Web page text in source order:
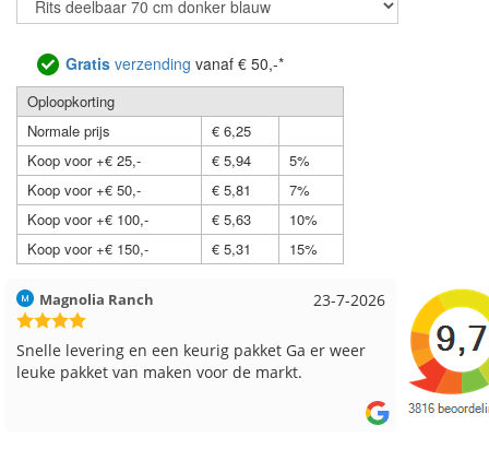
Gratis verzending vanaf € 50,-*
Oploopkorting
Normale prijs
€ 6,25
Koop voor +€ 25,-
€ 5,94
5%
Koop voor +€ 50,-
€ 5,81
7%
Koop voor +€ 100,-
€ 5,63
10%
Koop voor +€ 150,-
€ 5,31 15%
17-7-2026
Hilde uit Loyers
Reeds meerdere keren breigaren en breinaalden
besteld, altijd heel tevreden over de service.
Loes uit
Snelle